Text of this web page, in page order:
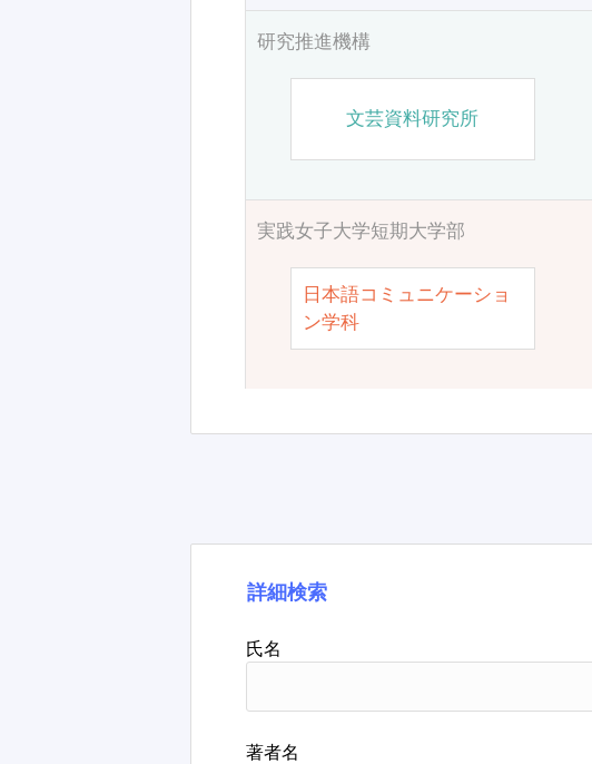
研究推進機構
文芸資料研究所
実践女子大学短期大学部
日本語コミュニケーショ
ン学科
詳細検索
氏名
著者名